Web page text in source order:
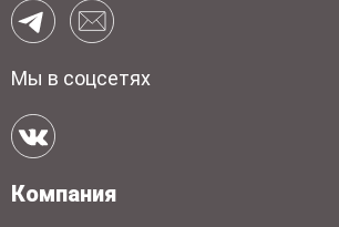
Мы в соцсетях
Компания